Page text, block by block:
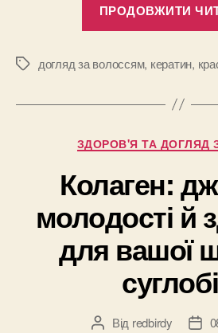
ПРОДОВЖИТИ
Позначкидогляд за волоссям, кератин,
ЗДОРОВ'Я ТА ДОГЛЯД
Колаген:
молодості й
для вашої
Автор
Від redbirdy